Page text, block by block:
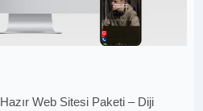
Web Sitesi Paketi – Diji